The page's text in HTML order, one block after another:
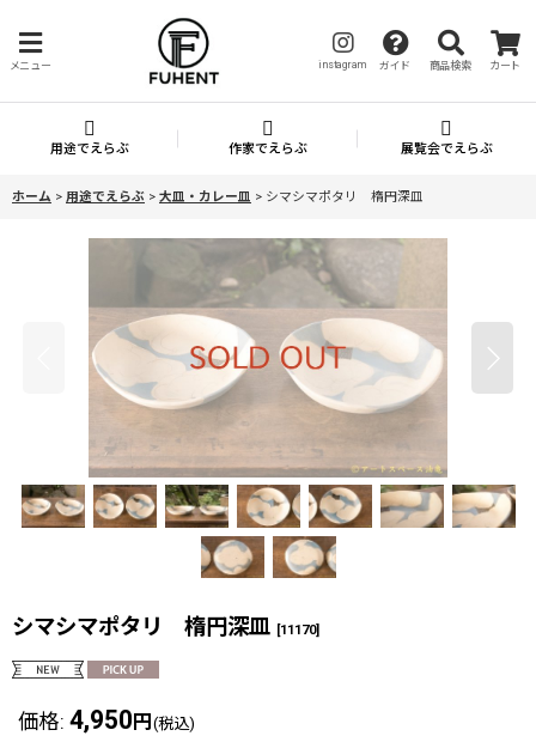
メニュー instagram ガイド 商品検索 カート
用途でえらぶ 作家でえらぶ 展覧会でえらぶ
ホーム > 用途でえらぶ > 大皿・カレー皿 > シマシマポタリ 楕円深皿
シマシマポタリ 楕円深皿 [11170]
価格: 4,950 円 (税込)